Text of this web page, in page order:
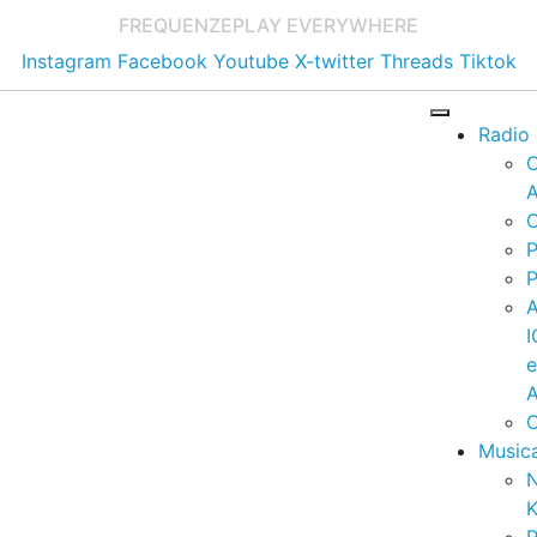
FREQUENZEPLAY EVERYWHERE
Instagram Facebook Youtube X-twitter Threads Tiktok
Radio
e